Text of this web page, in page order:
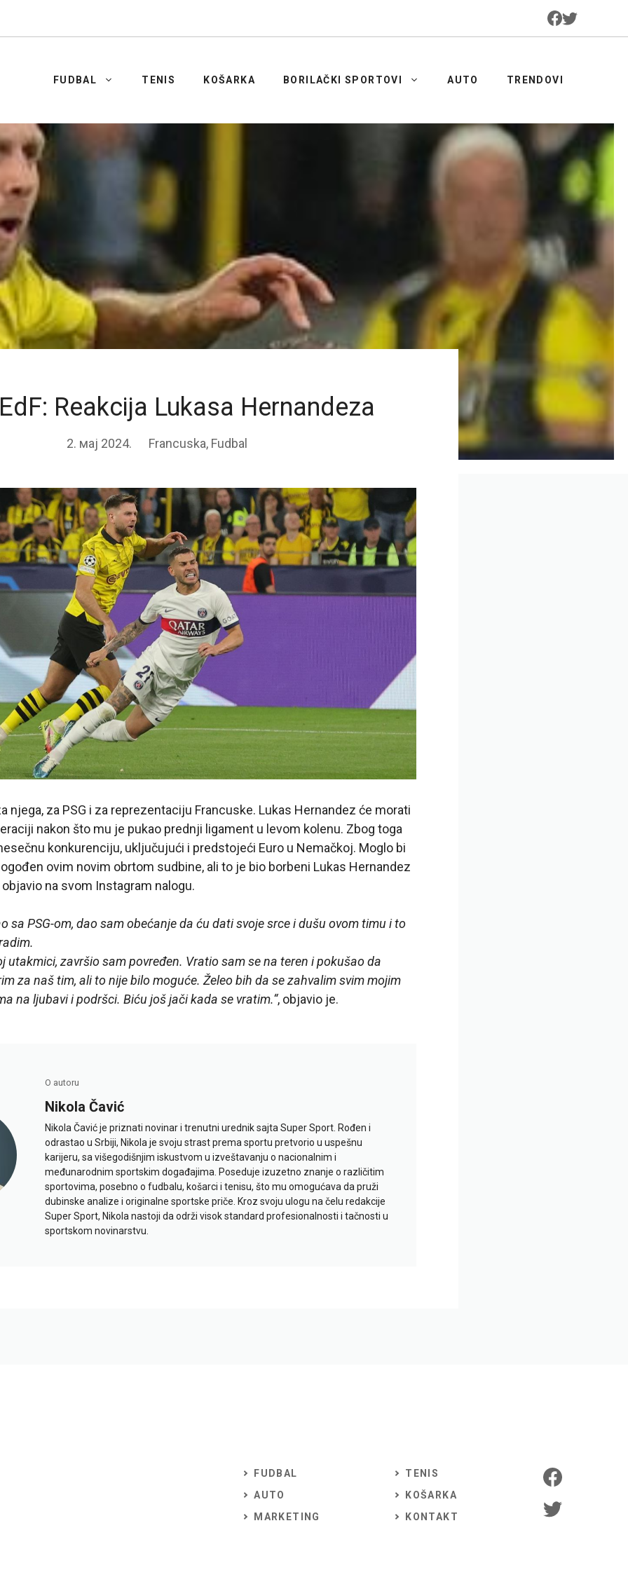
FUDBAL TENIS KOŠARKA BORILAČKI SPORTOVI AUTO TRENDOVI
Reakcija Lukasa Hernandeza
2. мај 2024. Francuska, Fudbal
njega, za PSG i za reprezentaciju Francuske. Lukas Hernandez će morati
nakon što mu je pukao prednji ligament u levom kolenu. Zbog toga
konkurenciju, uključujući i predstojeći Euro u Nemačkoj. Moglo bi
ovim novim obrtom sudbine, ali to je bio borbeni Lukas Hernandez
na svom Instagram nalogu.
sa PSG-om, dao sam obećanje da ću dati svoje srce i dušu ovom timu i to
utakmici, završio sam povređen. Vratio sam se na teren i pokušao da
za naš tim, ali to nije bilo moguće. Želeo bih da se zahvalim svim mojim
na ljubavi i podršci. Biću još jači kada se vratim.“, objavio je.
O autoru
Nikola Čavić
Nikola Čavić je priznati novinar i trenutni urednik sajta Super Sport. Rođen i
odrastao u Srbiji, Nikola je svoju strast prema sportu pretvorio u uspešnu
karijeru, sa višegodišnjim iskustvom u izveštavanju o nacionalnim i
međunarodnim sportskim događajima. Poseduje izuzetno znanje o različitim
sportovima, posebno o fudbalu, košarci i tenisu, što mu omogućava da pruži
dubinske analize i originalne sportske priče. Kroz svoju ulogu na čelu redakcije
Super Sport, Nikola nastoji da održi visok standard profesionalnosti i tačnosti u
sportskom novinarstvu.
FUDBAL
AUTO
MARKETING
TENIS
KOŠARKA
KONTAKT